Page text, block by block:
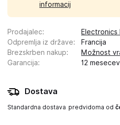
informacij
Prodajalec:
Electronics
Odpremlja iz države:
Francija
Brezskrben nakup:
Možnost
Garancija: 12 mesecev
Dostava
Standardna dostava predvidoma od